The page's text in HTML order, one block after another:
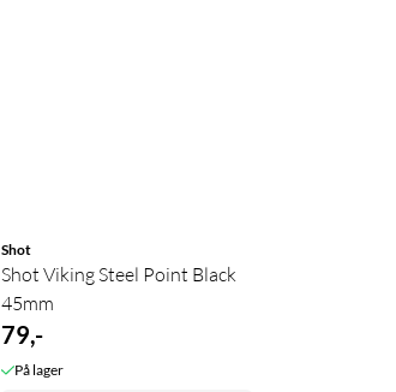
Shot
Shot Viking Steel Point Black
45mm
79,-
På lager